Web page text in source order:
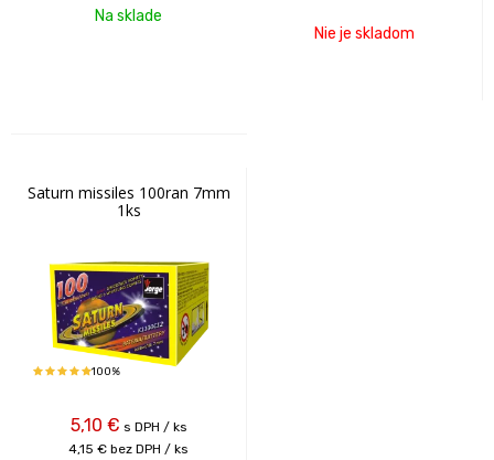
Na sklade
Nie je skladom
Saturn missiles 100ran 7mm
1ks
100%
5,10 € s DPH / ks
4,15 € bez DPH / ks